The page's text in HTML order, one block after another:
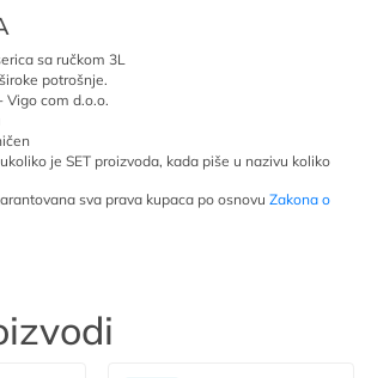
sa ručkom 3L
potrošnje.
Vigo com d.o.o.
je SET proizvoda, kada piše u nazivu koliko
sva prava kupaca po osnovu Zakona o